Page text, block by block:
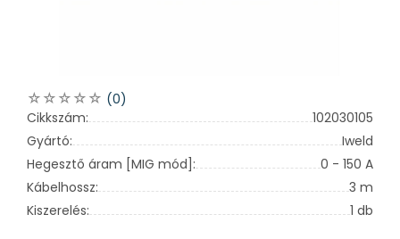
(0)
Cikkszám:
102030105
Gyártó:
Iweld
Hegesztő áram [MIG mód]:
0 - 150 A
Kábelhossz:
3 m
Kiszerelés:
1 db